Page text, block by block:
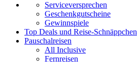
Serviceversprechen
Geschenkgutscheine
Gewinnspiele
Top Deals und Reise-Schnäppchen
Pauschalreisen
All Inclusive
Fernreisen